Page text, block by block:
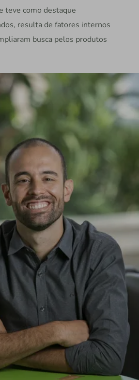
teve como destaque
resulta de fatores internos
busca pelos produtos